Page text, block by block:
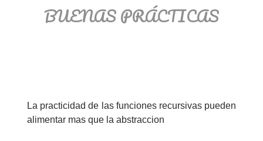
BUENAS PRÁCTICAS
La practicidad de las funciones recursivas pueden
alimentar mas que la abstraccion